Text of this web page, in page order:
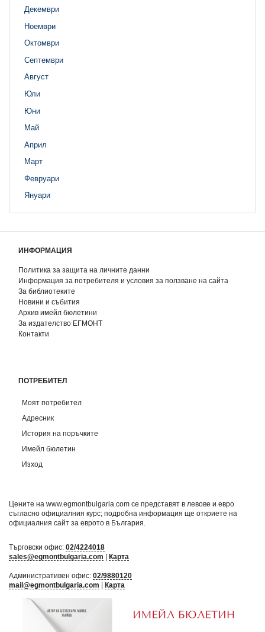
Декември
Ноември
Октомври
Септември
Август
Юли
Юни
Май
Април
Март
Февруари
Януари
ИНФОРМАЦИЯ
Политика за защита на личните данни
Информация за потребителя и условия за ползване на сайта
За библиотеките
Новини и събития
Архив имейл бюлетини
За издателство ЕГМОНТ
Контакти
ПОТРЕБИТЕЛ
Моят потребител
Адресник
История на поръчките
Имейл бюлетин
Изход
Цените на www.egmontbulgaria.com се представят в левове и евро
съгласно официалния курс; подробна информация ще откриете на
официалния сайт за еврото в България
Търговски офис: 02/4224018
sales@egmontbulgaria.com | Карта
Административен офис: 02/9880120
mail@egmontbulgaria.com | Карта